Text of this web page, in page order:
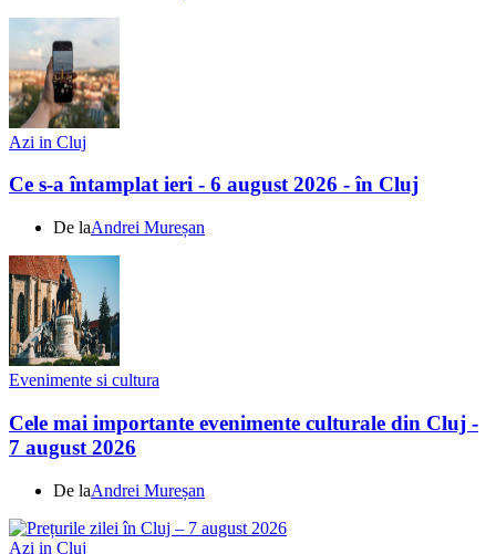
Azi in Cluj
Ce s-a întamplat ieri - 6 august 2026 - în Cluj
De laAndrei Mureșan
Evenimente si cultura
Cele mai importante evenimente culturale din Cluj -
7 august 2026
De laAndrei Mureșan
Azi in Cluj